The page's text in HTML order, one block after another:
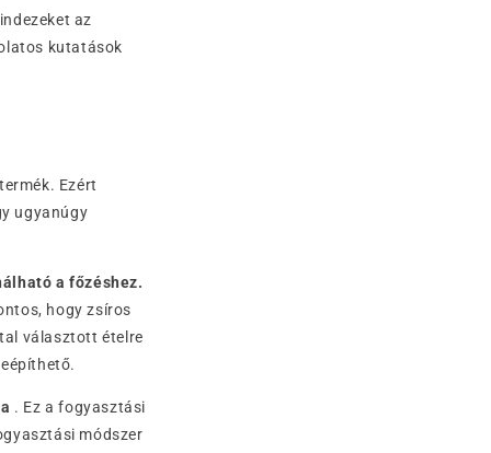
az
kutatások
Ezért
ugyanúgy
a főzéshez.
hogy zsíros
választott ételre
. Ez a fogyasztási
módszer